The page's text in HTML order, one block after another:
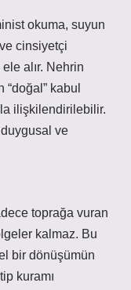
okuma, suyun
cinsiyetçi
alır. Nehrin
kabul
ilişkilendirilebilir.
ve
toprağa vuran
kalmaz. Bu
bir dönüşümün
kuramı